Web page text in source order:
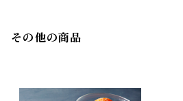
その他の商品